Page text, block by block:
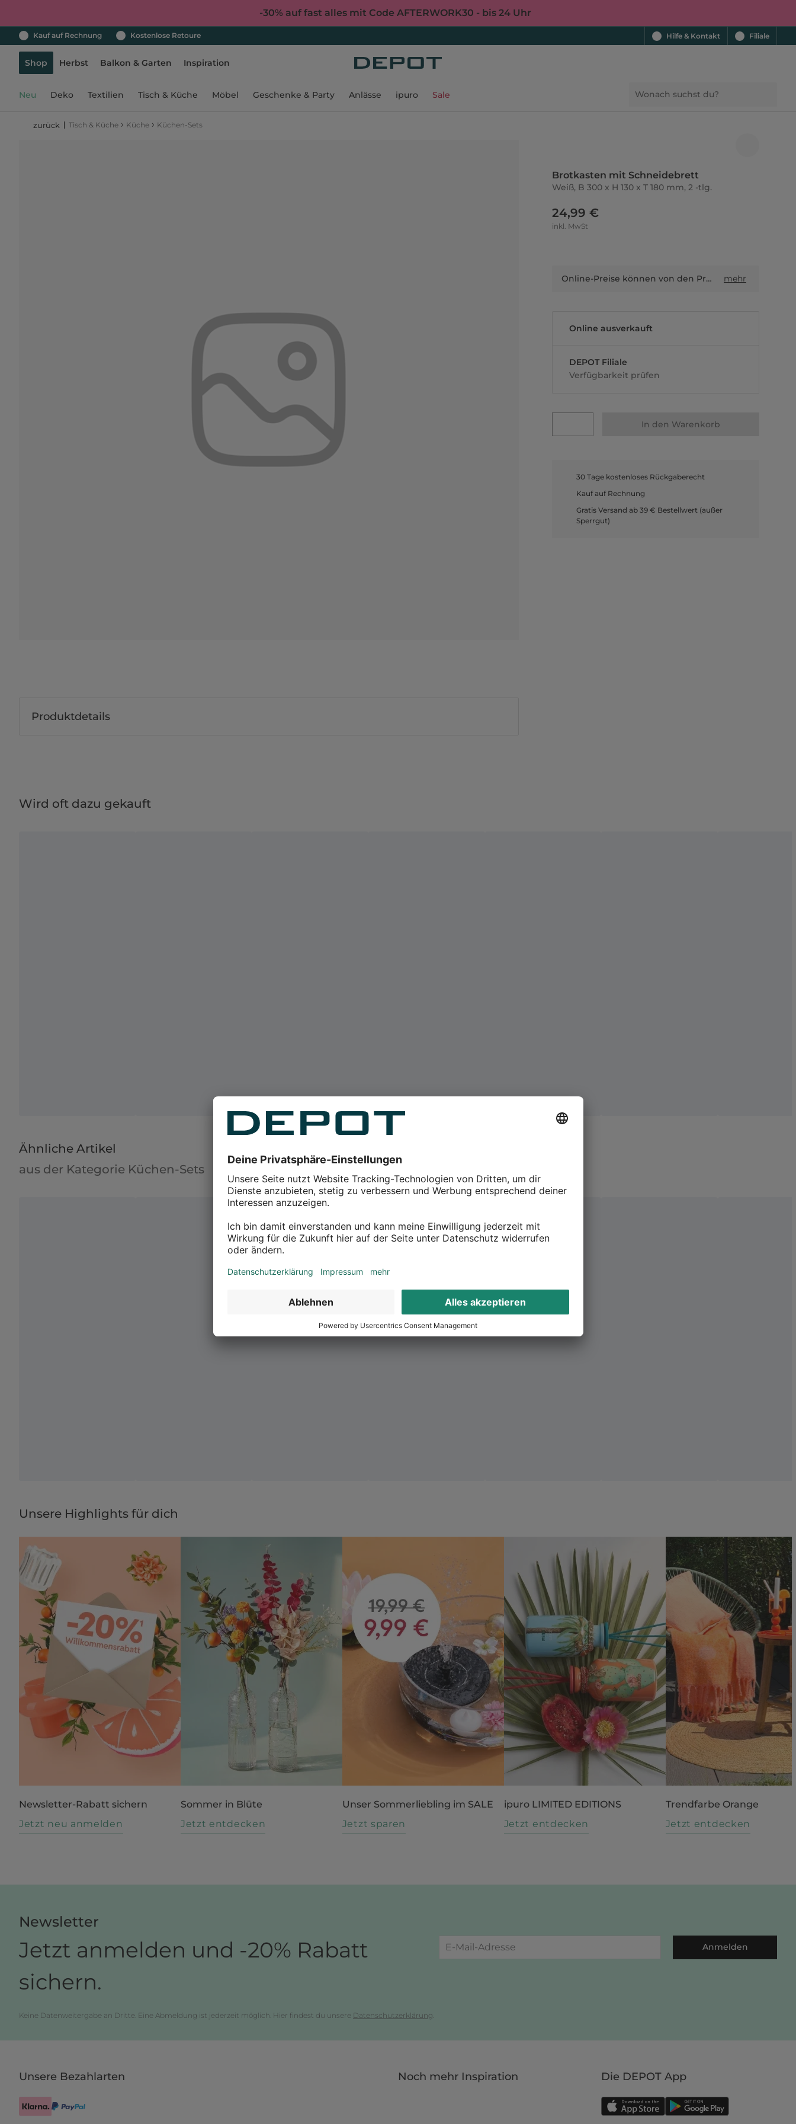
-30% auf fast alles mit Code AFTERWORK30 - bis 24 Uhr
Kauf auf Rechnung Kostenlose Retoure Hilfe & Kontakt Filiale
Shop Herbst Balkon & Garten Inspiration
Neu Deko Textilien Tisch & Küche Möbel Geschenke & Party Anlässe ipuro Sale
zurück Tisch & Küche › Küche › Küchen-Sets
Brotkasten mit Schneidebrett
Weiß, B 300 x H 130 x T 180 mm, 2 -tlg.
24,99 €
inkl. MwSt
Online-Preise können von den Preisen in Filialen sowie Shop-in-Shop-Flächen abweichen. mehr
Online ausverkauft
DEPOT Filiale
Verfügbarkeit prüfen
In den Warenkorb
30 Tage kostenloses Rückgaberecht
Kauf auf Rechnung
Gratis Versand ab 39 € Bestellwert (außer
Sperrgut)
Produktdetails
Wird oft dazu gekauft
Ähnliche Artikel
aus der Kategorie Küchen-Sets
Unsere Highlights für dich
Newsletter-Rabatt sichern
Jetzt neu anmelden
Sommer in Blüte
Jetzt entdecken
Unser Sommerliebling im SALE
Jetzt sparen
ipuro LIMITED EDITIONS
Jetzt entdecken
Trendfarbe Orange
Jetzt entdecken
Newsletter
Jetzt anmelden und -20% Rabatt
sichern.
Anmelden
Keine Datenweitergabe an Dritte. Eine Abmeldung ist jederzeit möglich. Hier findest du unsere Datenschutzerklärung.
Unsere Bezahlarten Noch mehr Inspiration Die DEPOT App